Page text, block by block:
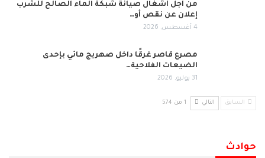
من أجل أشغال صيانة شبكة الماء الصالح للشرب
إعلان عن نقص أو…
4 أغسطس, 2026
مصرع قاصر غرقًا داخل صهريج مائي بإحدى
الضيعات الفلاحية…
31 يوليو, 2026
السابق التالي 1 من 574
حوادث